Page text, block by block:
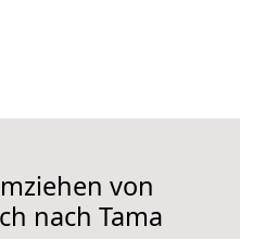
von
nach Tama